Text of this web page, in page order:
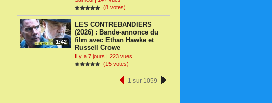
(8 votes)
1:42
LES CONTREBANDIERS
(2026) : Bande-annonce du
film avec Ethan Hawke et
Russell Crowe
Il y a 7 jours | 223 vues
(15 votes)
1 sur 1059